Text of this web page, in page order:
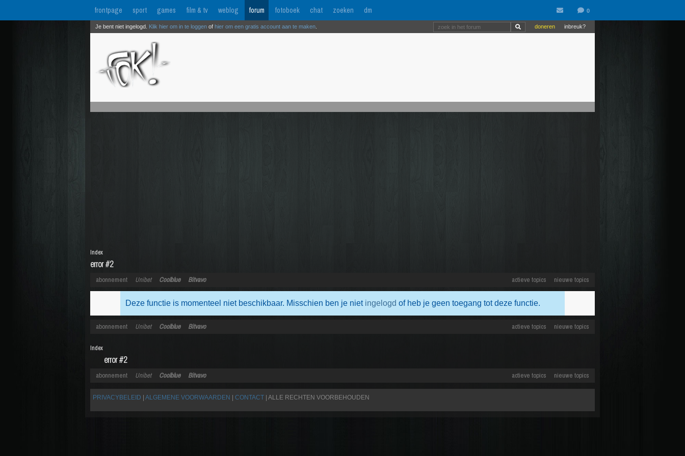
frontpage sport games film & tv weblog forum fotoboek chat zoeken dm
inbreuk?
doneren
Je bent niet ingelogd. Klik hier om in te loggen of hier om een gratis account aan te maken
error #2
Index
actieve topics nieuwe topics
abonnement Unibet Coolblue Bitvavo
Deze functie is momenteel niet beschikbaar. Misschien ben je niet ingelogd of heb je geen toegang tot deze functie.
actieve topics nieuwe topics
abonnement Unibet Coolblue Bitvavo
error #2
Index
actieve topics nieuwe topics
abonnement Unibet Coolblue Bitvavo
PRIVACYBELEID ALGEMENE VOORWAARDEN CONTACT | ALLE RECHTEN VOORBEHOUDEN